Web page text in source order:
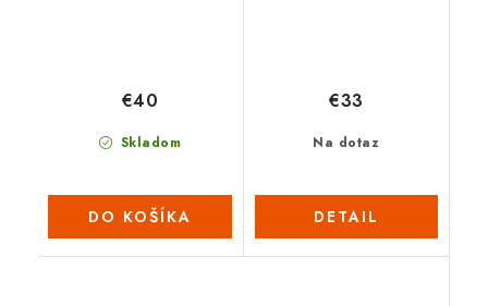
Skladom
€40
DO KOŠÍKA
Na dotaz
€33
DETAIL